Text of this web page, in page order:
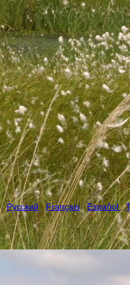
Русский Français Español